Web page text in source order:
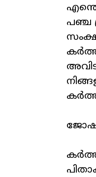
പഞ്ച